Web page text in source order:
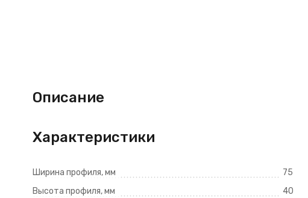
Описание
Характеристики
Ширина профиля, мм
75
Высота профиля, мм
40